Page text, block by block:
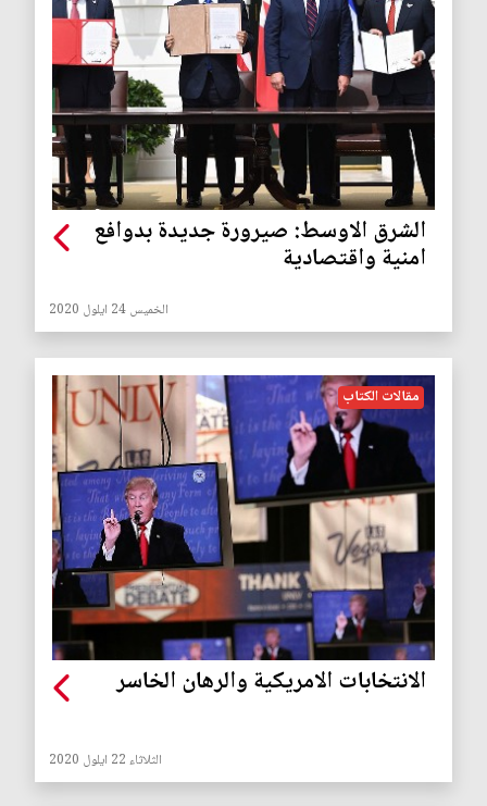
الشرق الاوسط: صيرورة جديدة بدوافع
امنية واقتصادية
الخميس 24 ايلول 2020
مقالات الكتاب
الانتخابات الامريكية والرهان الخاسر
الثلاثاء 22 ايلول 2020